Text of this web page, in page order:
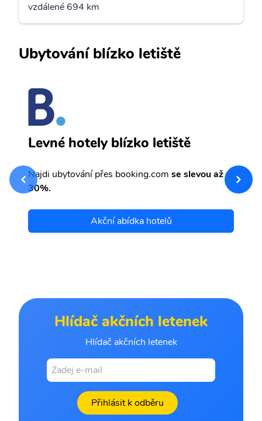
vzdálené 694 km
Ubytování blízko letiště
Levné hotely blízko letiště
Najdi ubytování přes booking.com se slevou až
30%.
Akční abídka hotelů
Hlídač akčních letenek
Hlídač akčních letenek
Přihlásit k odběru